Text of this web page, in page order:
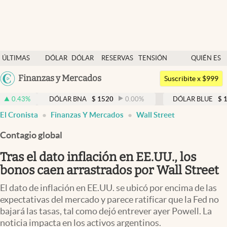
ÚLTIMAS
NOTICIAS
DÓLAR
DÓLAR
RESERVAS
TENSIÓN
GEOPOLÍTICA
QUIÉN ES
QUIÉN
Argentina
Uruguay
Finanzas y Mercados
Dólar
Members
Economía y Política
Finanzas y Mercados
Mercados Online
Negocios
Columnistas
Apertura
Suscribite x $999
DÓLAR BNA $ 1520 0.00% DÓLAR BLUE $ 1525 -
El Cronista Finanzas Y Mercados Wall Street
Contagio global
Tras el dato inflación en EE.UU., los
bonos caen arrastrados por Wall Street
El dato de inflación en EE.UU. se ubicó por encima de las
expectativas del mercado y parece ratificar que la Fed no
bajará las tasas, tal como dejó entrever ayer Powell. La
noticia impacta en los activos argentinos.